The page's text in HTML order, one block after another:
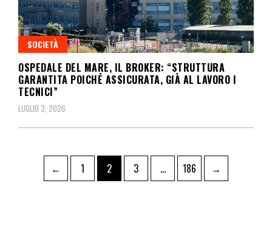
SOCIETÀ
OSPEDALE DEL MARE, IL BROKER: “STRUTTURA
GARANTITA POICHÉ ASSICURATA, GIÀ AL LAVORO I
TECNICI”
LUGLIO 3, 2026
← 1 2 3 … 186 →